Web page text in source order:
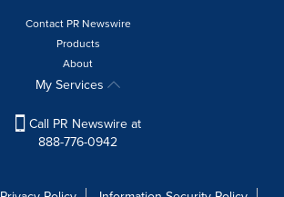
Contact PR Newswire
Products
About
My Services
Call PR Newswire at
888-776-0942